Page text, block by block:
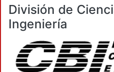
División de
Ingeniería